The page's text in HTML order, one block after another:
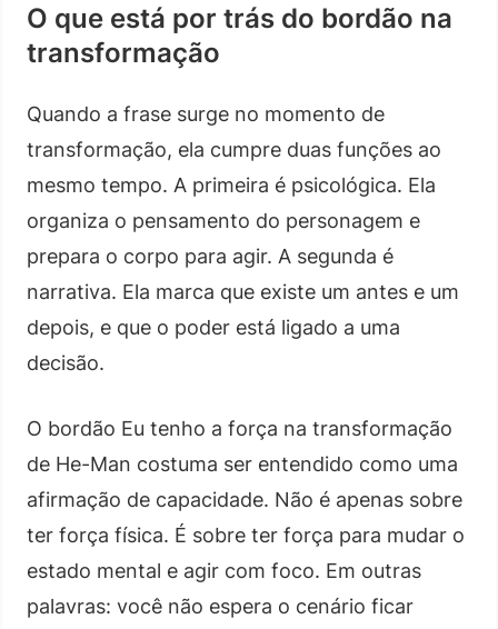
O que está por trás do bordão na
transformação
Quando a frase surge no momento de
transformação, ela cumpre duas funções ao
mesmo tempo. A primeira é psicológica. Ela
organiza o pensamento do personagem e
prepara o corpo para agir. A segunda é
narrativa. Ela marca que existe um antes e um
depois, e que o poder está ligado a uma
decisão.
O bordão Eu tenho a força na transformação
de He-Man costuma ser entendido como uma
afirmação de capacidade. Não é apenas sobre
ter força física. É sobre ter força para mudar o
estado mental e agir com foco. Em outras
palavras: você não espera o cenário ficar